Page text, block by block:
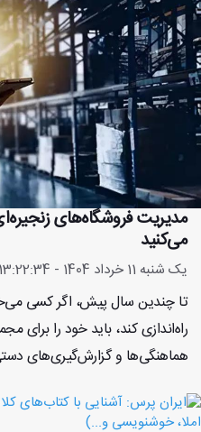
مدیریت فروشگاه‌های
می‌کنید
یک شنبه 11 خرداد 1404 - 13:22:34
تا چندین سال پیش، اگر کسی
راه‌اندازی کند، باید خود را برای
هماهنگی‌ها و گزارش‌گیری‌های